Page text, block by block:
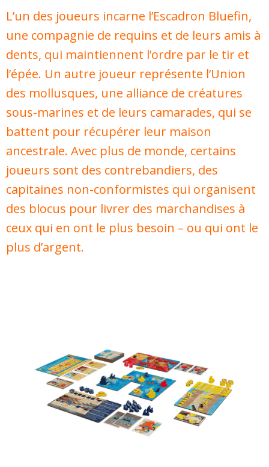
L’un des joueurs incarne l’Escadron Bluefin,
une compagnie de requins et de leurs amis à
dents, qui maintiennent l’ordre par le tir et
l’épée. Un autre joueur représente l’Union
des mollusques, une alliance de créatures
sous-marines et de leurs camarades, qui se
battent pour récupérer leur maison
ancestrale. Avec plus de monde, certains
joueurs sont des contrebandiers, des
capitaines non-conformistes qui organisent
des blocus pour livrer des marchandises à
ceux qui en ont le plus besoin – ou qui ont le
plus d’argent.